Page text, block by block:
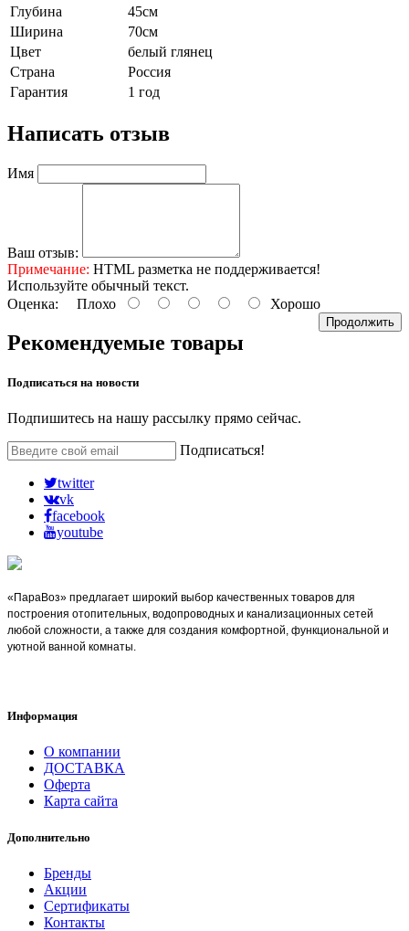
Глубина
45см
Ширина
70см
Цвет
белый глянец
Страна
Россия
Гарантия
1 год
Написать отзыв
Имя
Ваш отзыв:
Примечание: HTML разметка не поддерживается!
Используйте обычный текст.
Оценка: Плохо Хорошо
Продолжить
Рекомендуемые товары
Подписаться на новости
Подпишитесь на нашу рассылку прямо сейчас.
Подписаться!
twitter
vk
facebook
youtube
«ПараВоз» предлагает широкий выбор качественных товаров для
построения отопительных, водопроводных и канализационных сетей
любой сложности, а также для создания комфортной, функциональной и
уютной ванной комнаты.
Информация
О компании
ДОСТАВКА
Оферта
Карта сайта
Дополнительно
Бренды
Акции
Сертификаты
Контакты